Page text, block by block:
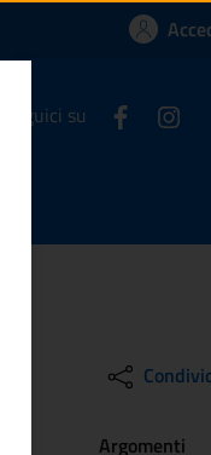
Seguici su
Argomenti